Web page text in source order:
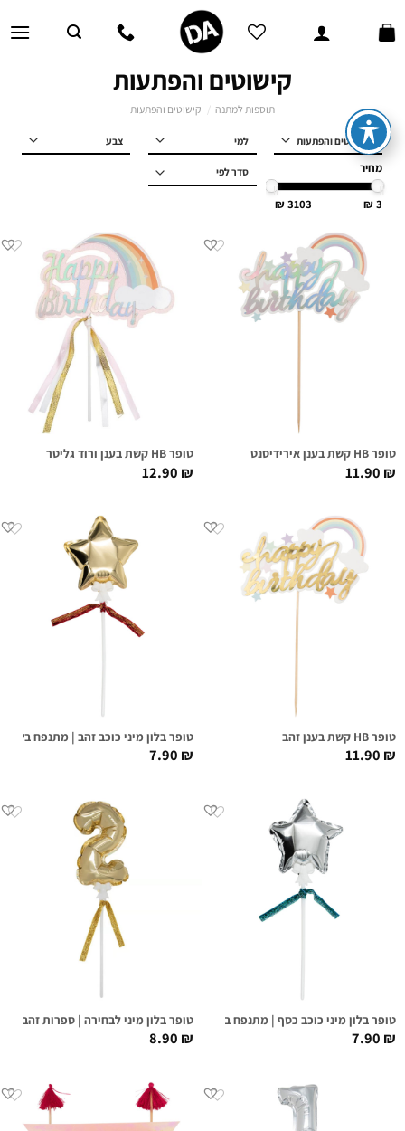
קישוטים והפתעות
תוספות למתנה קישוטים והפתעות
למי
מחיר
3
3103
טופר HB קשת בענן אירידיסנט
11.90₪
טופר HB קשת בענן ורוד גליטר
12.90₪
טופר HB קשת בענן זהב
11.90₪
טופר בלון מיני כוכב זהב | מתנפח
7.90₪
טופר בלון מיני כוכב כסף | מתנפח בלחיצה
7.90₪
טופר בלון מיני לבחירה | ספרות זהב
8.90₪